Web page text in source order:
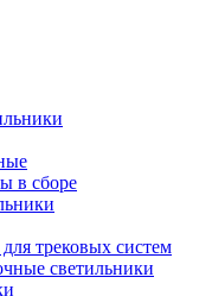
в сборе
трековых систем
светильники